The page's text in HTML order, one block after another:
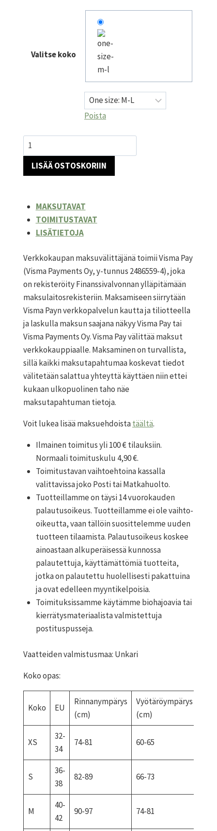
Valitse koko
Poista
Magenta
mekko
määrä
LISÄÄ OSTOSKORIIN
MAKSUTAVAT
TOIMITUSTAVAT
LISÄTIETOJA
Verkkokaupan maksuvälittäjänä toimii Visma Pay
(Visma Payments Oy, y-tunnus 2486559-4), joka
on rekisteröity Finanssivalvonnan ylläpitämään
maksulaitosrekisteriin. Maksamiseen siirrytään
Visma Payn verkkopalvelun kautta ja tiliotteella
ja laskulla maksun saajana näkyy Visma Pay tai
Visma Payments Oy. Visma Pay välittää maksut
verkkokauppiaalle. Maksaminen on turvallista,
sillä kaikki maksutapahtumaa koskevat tiedot
välitetään salattua yhteyttä käyttäen niin ettei
kukaan ulkopuolinen taho näe
maksutapahtuman tietoja.
Voit lukea lisää maksuehdoistatäältä.
Ilmainen toimitus yli 100 € tilauksiin.
Normaali toimituskulu 4,90 €.
Toimitustavan vaihtoehtoina kassalla
valittavissa joko Posti tai Matkahuolto.
Tuotteillamme on täysi 14 vuorokauden
palautusoikeus. Tuotteillamme ei ole vaihto-
oikeutta, vaan tällöin suosittelemme uuden
tuotteen tilaamista. Palautusoikeus koskee
ainoastaan alkuperäisessä kunnossa
palautettuja, käyttämättömiä tuotteita,
jotka on palautettu huolellisesti pakattuina
ja ovat edelleen myyntikelpoisia.
Toimituksissamme käytämme biohajoavia tai
kierrätysmateriaalista valmistettuja
postituspusseja.
Vaatteiden valmistusmaa: Unkari
Koko opas:
Koko EU
Rinnanympärys
(cm)
Vyötäröympärys
(cm)
XS
32-
34
74-81 60-65
S
36-
38
82-89 66-73
M
40-
42
90-97 74-81